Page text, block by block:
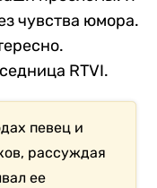
чувства юмора.
RTVI.
певец и
рассуждая
ее